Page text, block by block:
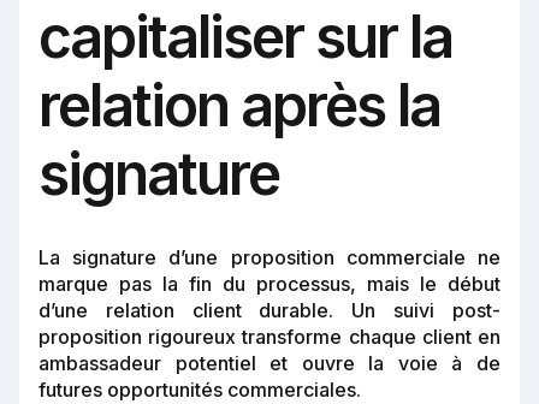
capitaliser sur la
relation après la
signature
La signature d’une proposition commerciale ne
marque pas la fin du processus, mais le début
d’une relation client durable. Un suivi post-
proposition rigoureux transforme chaque client en
ambassadeur potentiel et ouvre la voie à de
futures opportunités commerciales.